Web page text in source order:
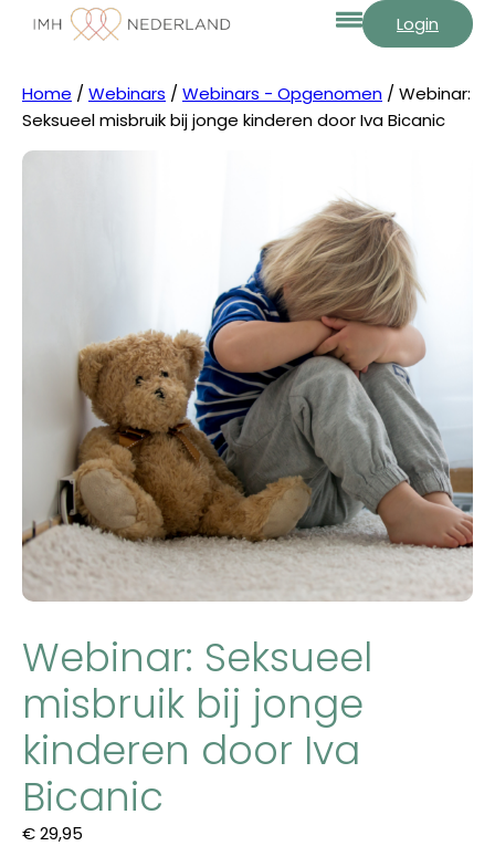
Login
Home / Webinars / Webinars - Opgenomen / Webinar:
Seksueel misbruik bij jonge kinderen door Iva Bicanic
Webinar: Seksueel
misbruik bij jonge
kinderen door Iva
Bicanic
€29,95